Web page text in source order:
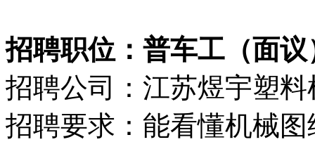
招聘职位：普车工（面议
招聘公司：江苏煜宇塑
招聘要求：能看懂机械